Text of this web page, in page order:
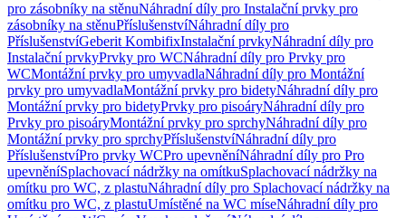
pro zásobníky na stěnuNáhradní díly pro Instalační prvky pro
zásobníky na stěnuPříslušenstvíNáhradní díly pro
PříslušenstvíGeberit KombifixInstalační prvkyNáhradní díly pro
Instalační prvkyPrvky pro WCNáhradní díly pro Prvky pro
WCMontážní prvky pro umyvadlaNáhradní díly pro Montážní
prvky pro umyvadlaMontážní prvky pro bidetyNáhradní díly pro
Montážní prvky pro bidetyPrvky pro pisoáryNáhradní díly pro
Prvky pro pisoáryMontážní prvky pro sprchyNáhradní díly pro
Montážní prvky pro sprchyPříslušenstvíNáhradní díly pro
PříslušenstvíPro prvky WCPro upevněníNáhradní díly pro Pro
upevněníSplachovací nádržky na omítkuSplachovací nádržky na
omítku pro WC, z plastuNáhradní díly pro Splachovací nádržky na
omítku pro WC, z plastuUmístěné na WC míseNáhradní díly pro